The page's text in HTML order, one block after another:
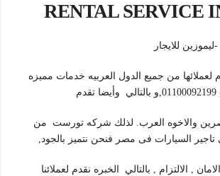
RENTAL SERVICE
للايجار
من جميع الدول العربيه خدمات مميزه
والاخوه العرب. لذلك شركه تورست من
السيارات فى مصر فنحن نتميز بالجود,
, الالتزام , بالتالي الخبره نقدم لعملائنا